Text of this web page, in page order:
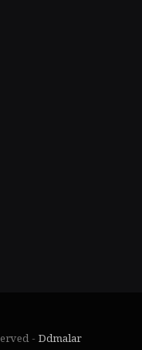
- Ddmalar